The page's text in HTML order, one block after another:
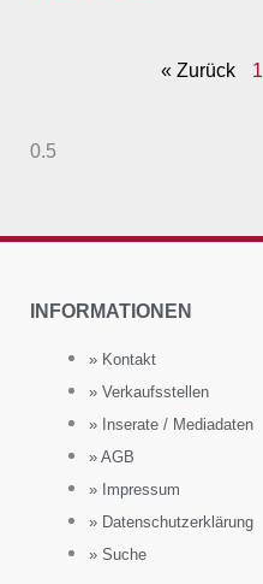
« Zurück 1
INFORMATIONEN
» Kontakt
» Verkaufsstellen
» Inserate / Mediadaten
» AGB
» Impressum
» Datenschutzerklärung
» Suche